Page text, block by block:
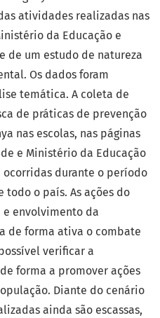
atividades realizadas nas
da Educação e
de um estudo de natureza
Os dados foram
temática. A coleta de
de práticas de prevenção
nas escolas, nas páginas
e Ministério da Educação
ocorridas durante o período
todo o país. As ações do
e envolvimento da
de forma ativa o combate
verificar a
forma a promover ações
Diante do cenário
ainda são escassas,